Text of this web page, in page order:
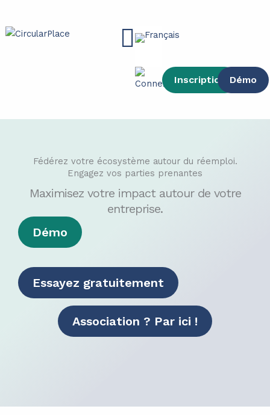
contenu
Main
Inscription Démo
Fédérez votre écosystème autour du réemploi.
Engagez vos parties prenantes
Maximisez votre impact autour de votre
entreprise.
Démo
Essayez gratuitement
Association ? Par ici !